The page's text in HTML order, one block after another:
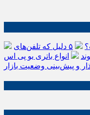
۵ دلیل که تلفن‌های IP سیسکو باعث افزایش